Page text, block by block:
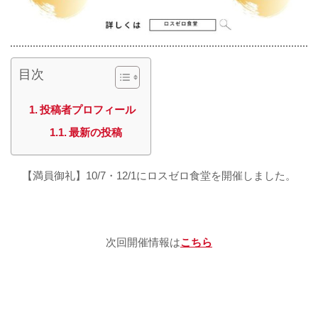
目次
投稿者プロフィール
最新の投稿
【満員御礼】10/7・12/1にロスゼロ食堂を開催しました。
次回開催情報はこちら